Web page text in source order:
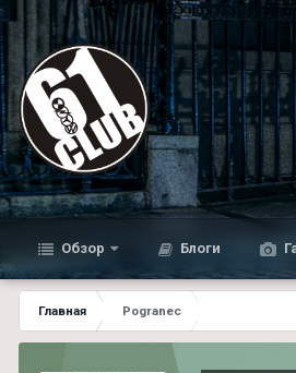
Обзор Блоги
Главная Pogranec